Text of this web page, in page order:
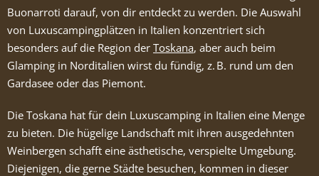
Buonarroti darauf, von dir entdeckt zu werden. Die Auswahl
von Luxuscampingplätzen in Italien konzentriert sich
besonders auf die Region der Toskana, aber auch beim
Glamping in Norditalien wirst du fündig, z. B. rund um den
Gardasee oder das Piemont.
Die Toskana hat für dein Luxuscamping in Italien eine Menge
zu bieten. Die hügelige Landschaft mit ihren ausgedehnten
Weinbergen schafft eine ästhetische, verspielte Umgebung.
Diejenigen, die gerne Städte besuchen, kommen in dieser